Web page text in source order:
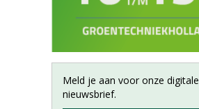
Meld je aan voor onze digitale
nieuwsbrief.